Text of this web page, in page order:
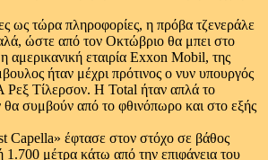
ως τώρα πληροφορίες, η πρόβα τζενεράλε
ώστε από τον Οκτώβριο θα μπει στο
η αμερικανική εταιρία Exxon Mobil, της
ήταν μέχρι πρότινος ο νυν υπουργός
Τίλερσον. Η Total ήταν απλά το
συμβούν από το φθινόπωρο και στο εξής
Capella» έφτασε στον στόχο σε βάθος
μέτρα κάτω από την επιφάνεια του